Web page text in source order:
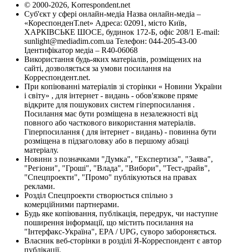
© 2000-2026, Korrespondent.net
Суб'єкт у сфері онлайн-медіа Назва онлайн-медіа –
«КореспонденТ.net» Адреса: 02091, місто Київ,
ХАРКІВСЬКЕ ШОСЕ, будинок 172-Б, офіс 208/1 E-mail:
sunlight@mediadim.com.ua Телефон: 044-205-43-00
Ідентифікатор медіа – R40-06068
Використання будь-яких матеріалів, розміщених на
сайті, дозволяється за умови посилання на
Корреспондент.net.
При копіюванні матеріалів зі сторінки « Новини України
і світу» , для інтернет - видань - обов'язкове пряме
відкрите для пошукових систем гіперпосилання .
Посилання має бути розміщена в незалежності від
повного або часткового використання матеріалів.
Гіперпосилання ( для інтернет - видань) - повинна бути
розміщена в підзаголовку або в першому абзаці
матеріалу.
Новини з позначками "Думка", "Експертиза", "Заява",
"Регіони", "Гроші", "Влада", "Вибори", "Тест-драйв",
"Спецпроекти", "Промо" публікуються на правах
реклами.
Розділ Спецпроекти створюється спільно з
комерційними партнерами.
Будь яке копіювання, публікація, передрук, чи наступне
поширення інформації, що містить посилання на
"Інтерфакс-Україна", EPA / UPG, суворо забороняється.
Власник веб-сторінки в розділі Я-Корреспондент є автор
публікації.